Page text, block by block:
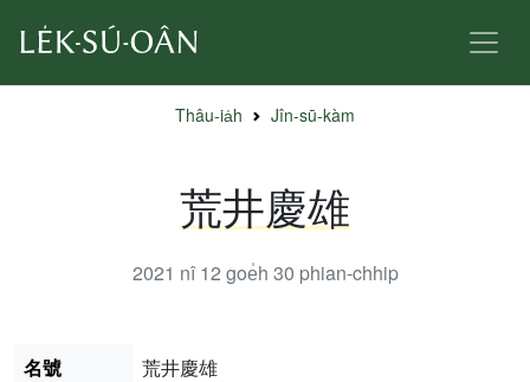
Thâu-ia̍h Jîn-sū-kàm
荒井慶雄
2021 nî 12 goe̍h 30 phian-chhip
名號 荒井慶雄